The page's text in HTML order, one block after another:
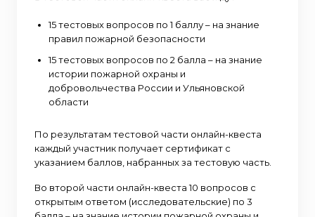
15 тестовых вопросов по 1 баллу – на знание
правил пожарной безопасности
15 тестовых вопросов по 2 балла – на знание
истории пожарной охраны и
добровольчества России и Ульяновской
области
По результатам тестовой части онлайн-квеста
каждый участник получает сертификат с
указанием баллов, набранных за тестовую часть.
Во второй части онлайн-квеста 10 вопросов с
открытым ответом (исследовательские) по 3